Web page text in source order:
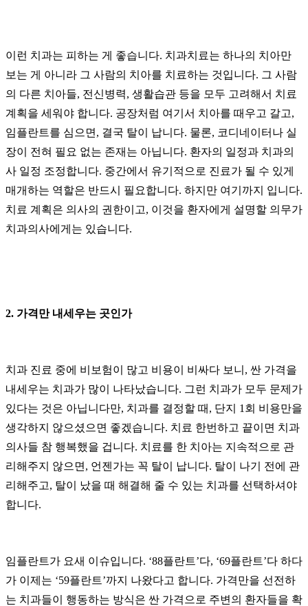
이런 치과는 피하는 게 좋습니다. 치과치료는 하나의 치아만
보는 게 아니라 그 사람의 치아를 치료하는 것입니다. 그 사람
의 다른 치아들, 전신병력, 생활습관 등을 모두 고려해서 치료
계획을 세워야 합니다. 공장처럼 여기서 치아를 때우고 갈고,
임플란트를 심으면, 결국 탈이 납니다. 물론, 코디네이터나 실
장이 전혀 필요 없는 존재는 아닙니다. 환자의 일정과 치과의
사 일정 조정합니다. 중간에서 유기적으로 진료가 될 수 있게
매개하는 역할은 반드시 필요합니다. 하지만 여기까지 입니다.
치료 계획은 의사의 권한이고, 이것을 환자에게 설명할 의무가
치과의사에게는 있습니다.
2. 가격만 내세우는 곳인가
치과 진료 중에 비보험이 많고 비용이 비싸다 보니, 싼 가격을
내세우는 치과가 많이 나타났습니다. 그런 치과가 모두 문제가
있다는 것은 아닙니다만, 치과를 결정할 때, 단지 1회 비용만을
생각하지 않으셨으면 좋겠습니다. 치료 한번하고 끝이면 치과
의사들 참 행복했을 겁니다. 치료를 한 치아는 지속적으로 관
리해주지 않으면, 언젠가는 꼭 탈이 납니다. 탈이 나기 전에 관
리해주고, 탈이 났을 때 해결해 줄 수 있는 치과를 선택하셔야
합니다.
임플란트가 요새 이슈입니다. ‘88플란트’다, ‘69플란트’다 하다
가 이제는 ‘59플란트’까지 나왔다고 합니다. 가격만을 선전하
는 치과들이 행동하는 방식은 싼 가격으로 주변의 환자들을 확